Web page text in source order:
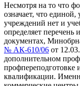
Несмотря на то что
означает, что
учреждений нет и
определяет
документах,
№ АК-610/06 от
дополнительном
профпереподготовке
квалификации.